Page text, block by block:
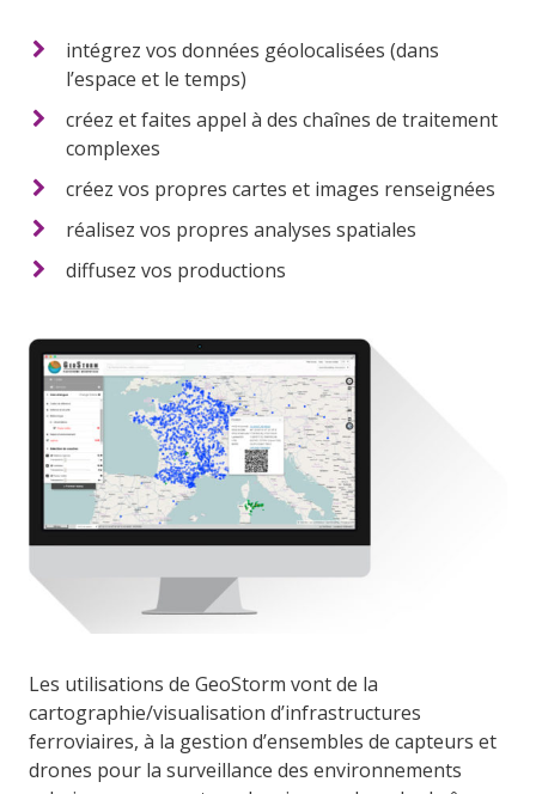
intégrez vos données géolocalisées (dans
l’espace et le temps)
créez et faites appel à des chaînes de traitement
complexes
créez vos propres cartes et images renseignées
réalisez vos propres analyses spatiales
diffusez vos productions
Les utilisations de GeoStorm vont de la
cartographie/visualisation d’infrastructures
ferroviaires, à la gestion d’ensembles de capteurs et
drones pour la surveillance des environnements